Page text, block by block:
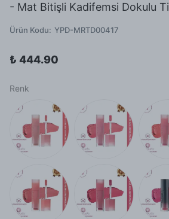
- Mat Bitişli Kadifemsi Dokulu
Ürün Kodu: YPD-MRTD00417
₺ 444.90
Renk